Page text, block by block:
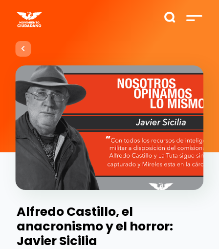
Alfredo Castillo, el
anacronismo y el horror:
Javier Sicilia